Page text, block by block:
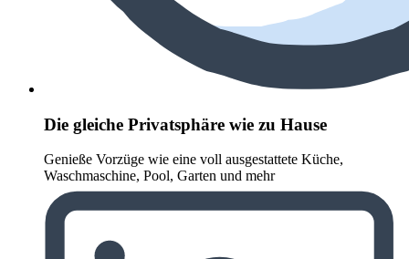
Die gleiche Privatsphäre wie zu Hause
Genieße Vorzüge wie eine voll ausgestattete Küche,
Waschmaschine, Pool, Garten und mehr